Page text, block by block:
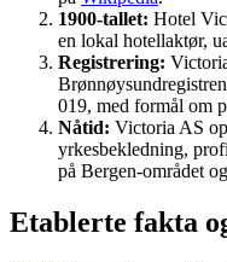
1900-tallet: Hotel
en lokal hotellaktør,
Registrering:
019, med formål om
Nåtid: Victoria AS
yrkesbekledning,
på Bergen-området
Etablerte fakta